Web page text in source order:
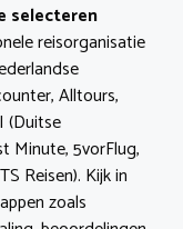
selecteren
reisorganisatie
Alltours,
(Duitse
Minute, 5vorFlug,
Reisen). Kijk in
zoals